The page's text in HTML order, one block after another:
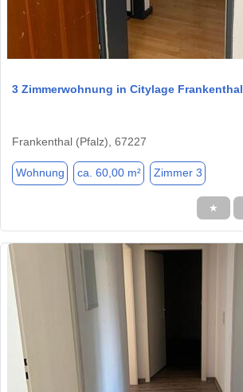
3 Zimmerwohnung in Citylage Frankenthal
Frankenthal (Pfalz), 67227
Wohnung ca. 60,00 m² Zimmer 3
★